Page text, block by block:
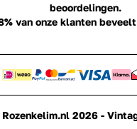
beoordelingen.
van onze klanten
2026 -